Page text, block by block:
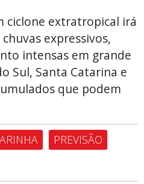
ciclone extratropical irá
expressivos,
intensas em grande
Sul, Santa Catarina e
que podem
PREVISÃO